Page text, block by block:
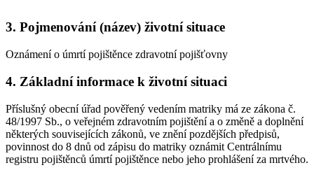
3. Pojmenování (název) životní situace
Oznámení o úmrtí pojištěnce zdravotní pojišťovny
4. Základní informace k životní situaci
Příslušný obecní úřad pověřený vedením matriky má ze zákona č.
48/1997 Sb., o veřejném zdravotním pojištění a o změně a doplnění
některých souvisejících zákonů, ve znění pozdějších předpisů,
povinnost do 8 dnů od zápisu do matriky oznámit Centrálnímu
registru pojištěnců úmrtí pojištěnce nebo jeho prohlášení za mrtvého.